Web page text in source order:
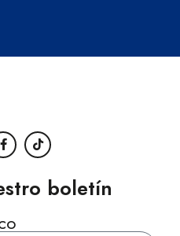
boletín